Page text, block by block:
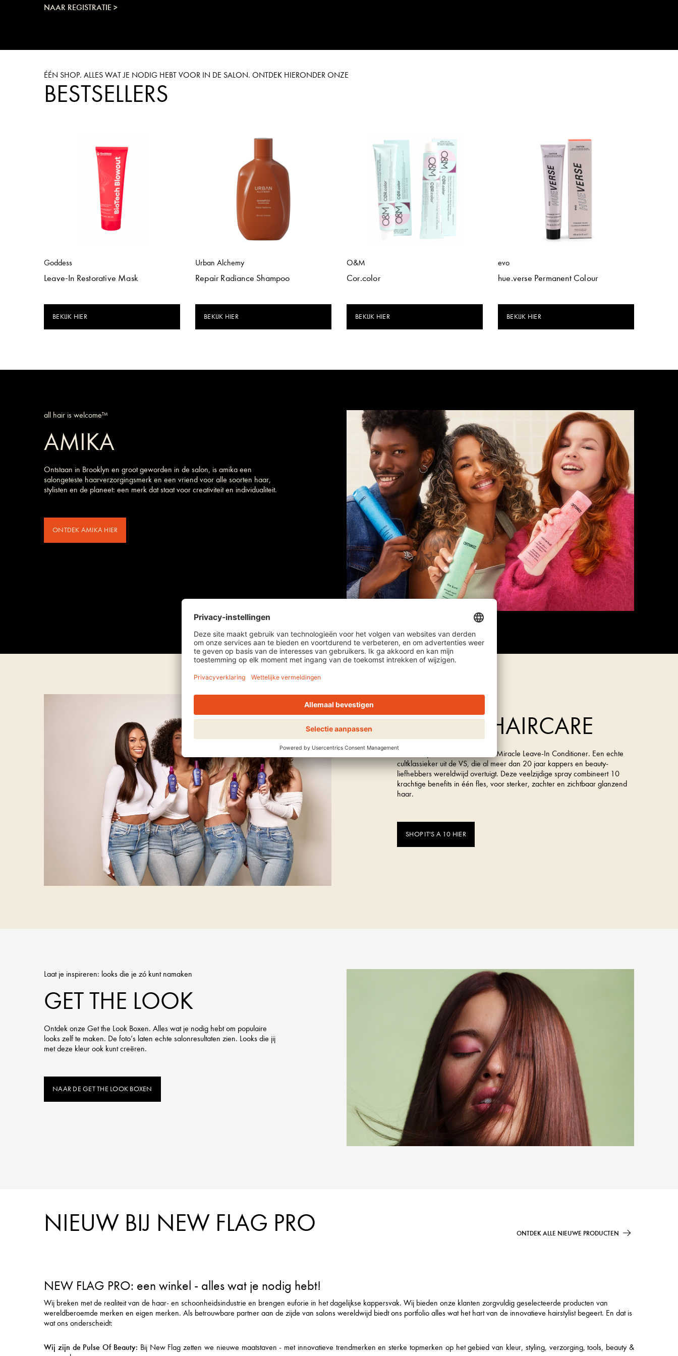
NAAR REGISTRATIE >
ÉÉN SHOP. ALLES WAT JE NODIG HEBT VOOR IN DE SALON. ONTDEK HIERONDER ONZE
BESTSELLERS
Goddess
Leave-In Restorative Mask
BEKIJK HIER
Urban Alchemy
Repair Radiance Shampoo
BEKIJK HIER
O&M
Cor.color
BEKIJK HIER
evo
hue.verse Permanent Colour
BEKIJK HIER
all hair is welcome™
AMIKA
Ontstaan in Brooklyn en groot geworden in de salon, is amika een
salongeteste haarverzorgings­merk en een vriend voor alle soorten haar,
stylisten en de planeet: een merk dat staat voor creativiteit en individualiteit.
ONTDEK AMIKA HIER
Ontdek het cultmerk uit de VS
IT'S A 10 HAIRCARE
Het hero product is de It’s a 10 Miracle Leave-In Conditioner. Een echte
cultklassieker uit de VS, die al meer dan 20 jaar kappers en beauty-
liefhebbers wereldwijd overtuigt. Deze veelzijdige spray combineert 10
krachtige benefits in één fles, voor sterker, zachter en zichtbaar glanzend
haar.
SHOP IT'S A 10 HIER
Laat je inspireren: looks die je zó kunt namaken
GET THE LOOK
Ontdek onze Get the Look Boxen. Alles wat je nodig hebt om populaire
looks zelf te maken. De foto’s laten echte salonresultaten zien. Looks die jij
met deze kleur ook kunt creëren.
NAAR DE GET THE LOOK BOXEN
NIEUW BIJ NEW FLAG PRO ONTDEK ALLE NIEUWE PRODUCTEN
NEW FLAG PRO: een winkel - alles wat je nodig hebt!
Wij breken met de realiteit van de haar- en schoonheidsindustrie en brengen euforie in het dagelijkse kappersvak. Wij bieden onze klanten zorgvuldig geselecteerde producten van
wereldberoemde merken en eigen merken. Als betrouwbare partner aan de zijde van salons wereldwijd biedt ons portfolio alles wat het hart van de innovatieve hairstylist begeert. En dat is
wat ons onderscheidt:
Wij zijn de Pulse Of Beauty: Bij New Flag zetten we nieuwe maatstaven - met innovatieve trendmerken en sterke topmerken op het gebied van kleur, styling, verzorging, tools, beauty &